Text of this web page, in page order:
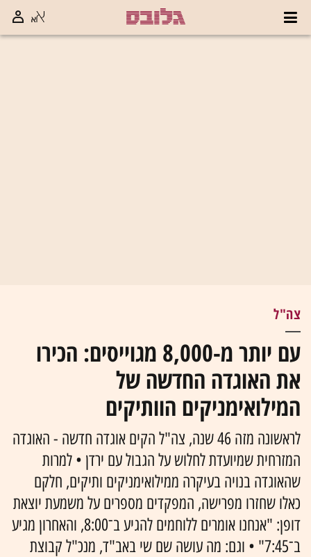
צה"ל
עם יותר מ-8,000 מגוייסים: הכירו
את האוגדה החדשה של
המילואימניקים הוותיקים
לראשונה מזה 46 שנה, צה"ל הקים אוגדה חדשה - האוגדה
המזרחית שמיועדת לחלוש על הגבול עם ירדן • למרות
שהאוגדה בנויה בעיקרה ממילואימניקים ותיקים, חלקם
כאלו שחזרו מפרישה, המפקדים מספרים על משמעת יוצאת
דופן: "אנחנו אומרים ללוחמים להגיע ב־8:00, והאחרון מגיע
ב־7:45" • וגם: מה עושה שם שי באב"ד, מנכ"ל קבוצת